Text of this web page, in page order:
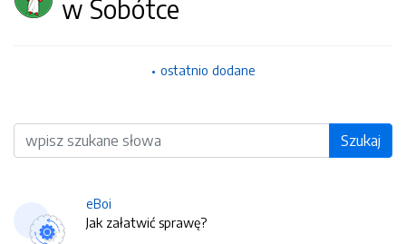
w Sobótce
ostatnio dodane
Wyszukiwarka Szukaj
eBoi
Jak załatwić sprawę?